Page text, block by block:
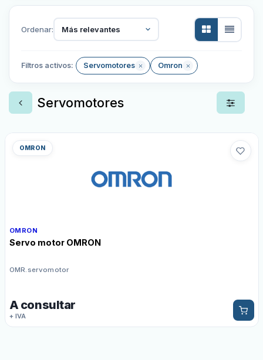
Ordenar: Más relevantes
Filtros activos: Servomotores Omron
Servomotores
OMRON
OMRON
Servo motor OMRON
OMR.servomotor
A consultar
+ IVA